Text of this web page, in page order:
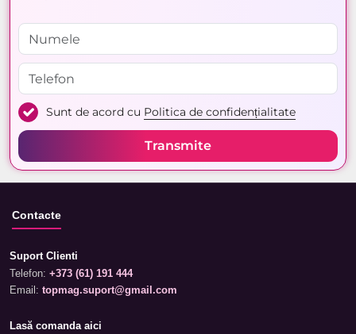
Sunt de acord cu Politica de confidențialitate
Transmite
Contacte
Suport Clienti
Telefon: +373 (61) 191 444
Email: topmag.suport@gmail.com
Lasă comanda aici